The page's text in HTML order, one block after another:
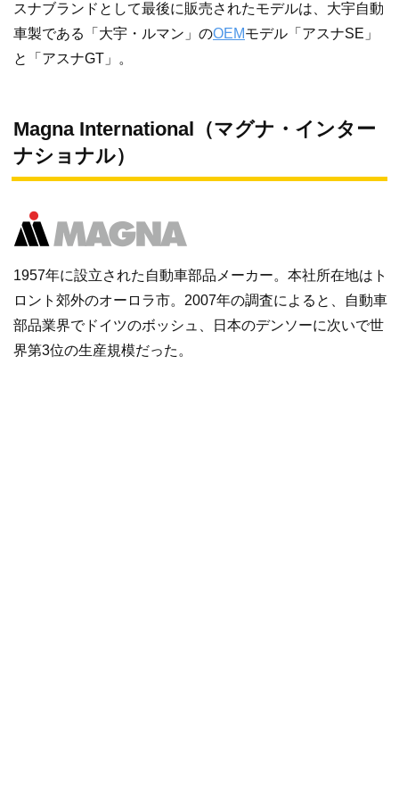
スナブランドとして最後に販売されたモデルは、大宇自動
車製である「大宇・ルマン」のOEMモデル「アスナSE」
と「アスナGT」。
Magna International（マグナ・インター
ナショナル）
1957年に設立された自動車部品メーカー。本社所在地はト
ロント郊外のオーロラ市。2007年の調査によると、自動車
部品業界でドイツのボッシュ、日本のデンソーに次いで世
界第3位の生産規模だった。